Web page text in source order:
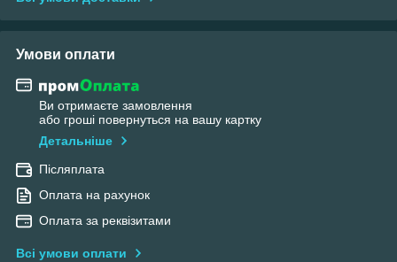
Умови оплати
Ви отримаєте замовлення
або гроші повернуться на вашу картку
Детальніше
Післяплата
Оплата на рахунок
Оплата за реквізитами
Всі умови оплати